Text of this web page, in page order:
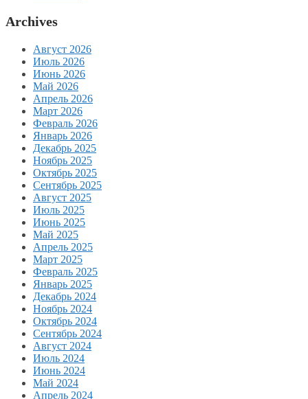
Archives
Август 2026
Июль 2026
Июнь 2026
Май 2026
Апрель 2026
Март 2026
Февраль 2026
Январь 2026
Декабрь 2025
Ноябрь 2025
Октябрь 2025
Сентябрь 2025
Август 2025
Июль 2025
Июнь 2025
Май 2025
Апрель 2025
Март 2025
Февраль 2025
Январь 2025
Декабрь 2024
Ноябрь 2024
Октябрь 2024
Сентябрь 2024
Август 2024
Июль 2024
Июнь 2024
Май 2024
Апрель 2024